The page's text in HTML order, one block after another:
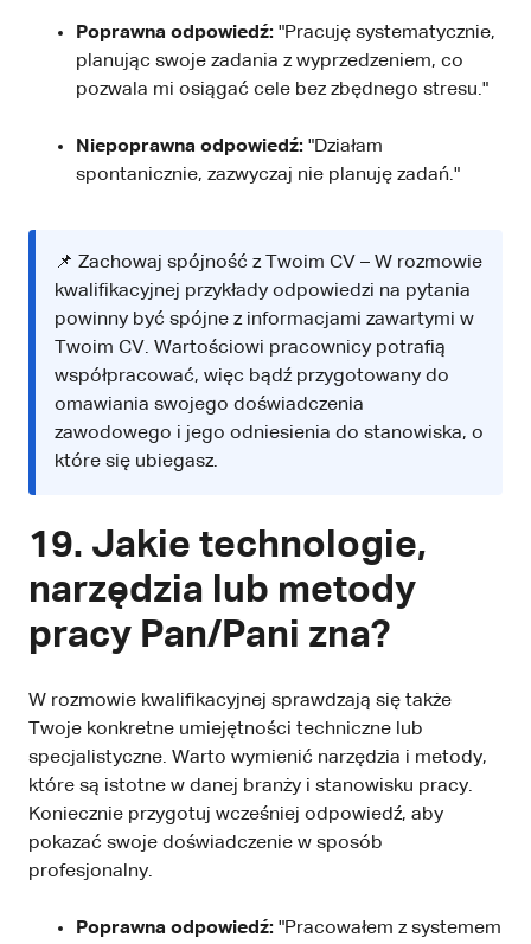
Poprawna odpowiedź: "Pracuję systematycznie,
planując swoje zadania z wyprzedzeniem, co
pozwala mi osiągać cele bez zbędnego stresu."
Niepoprawna odpowiedź: "Działam
spontanicznie, zazwyczaj nie planuję zadań."
📌 Zachowaj spójność z Twoim CV – W rozmowie
kwalifikacyjnej przykłady odpowiedzi na pytania
powinny być spójne z informacjami zawartymi w
Twoim CV. Wartościowi pracownicy potrafią
współpracować, więc bądź przygotowany do
omawiania swojego doświadczenia
zawodowego i jego odniesienia do stanowiska, o
które się ubiegasz.
19. Jakie technologie,
narzędzia lub metody
pracy Pan/Pani zna?
W rozmowie kwalifikacyjnej sprawdzają się także
Twoje konkretne umiejętności techniczne lub
specjalistyczne. Warto wymienić narzędzia i metody,
które są istotne w danej branży i stanowisku pracy.
Koniecznie przygotuj wcześniej odpowiedź, aby
pokazać swoje doświadczenie w sposób
profesjonalny.
Poprawna odpowiedź: "Pracowałem z systemem